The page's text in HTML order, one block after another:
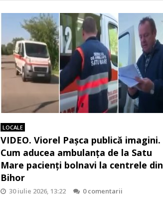
LOCALE
VIDEO. Viorel Pașca publică imagini.
Cum aducea ambulanța de la Satu
Mare pacienți bolnavi la centrele din
Bihor
30 iulie 2026, 13:22
0 comentarii